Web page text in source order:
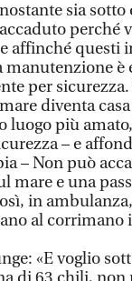
sia sotto
perché
affinché questi
manutenzione è
per
diventa
luogo più
– e
– Non può
mare e una
in
al corrimano
«E voglio